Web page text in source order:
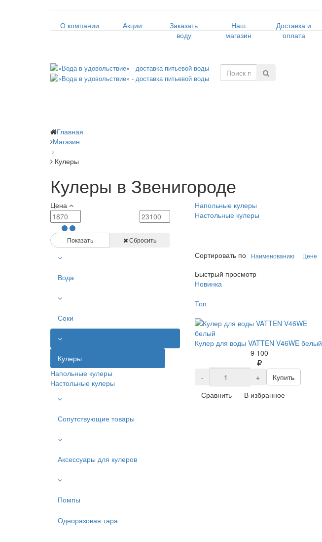
О компании Акции
Заказать
воду
Наш
магазин
Доставка и
оплата
Главная
Магазин
Кулеры
Кулеры в Звенигороде
Цена
Показать Сбросить
Вода
Соки
Кулеры
Напольные кулеры
Настольные кулеры
Сопутствующие товары
Аксессуары для кулеров
Помпы
Одноразовая тара
Напольные кулеры
Настольные кулеры
Сортировать по Наименованию Цене
Быстрый просмотр
Новинка
Топ
Кулер для воды VATTEN V46WE белый
9 100
- +
Купить
Сравнить
В избранное